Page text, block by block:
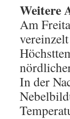
Weitere
Am
In der